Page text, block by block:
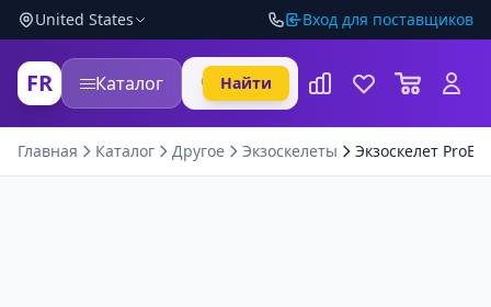
United States Вход для поставщиков
FR Каталог Найти
Главная Каталог Другое Экзоскелеты Экзоскелет